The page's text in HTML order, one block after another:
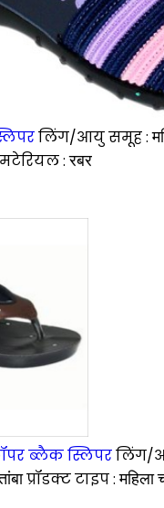
लिंग/आयु समूह :
मटेरियल :रबर
ब्लैक स्लिपरलिंग/
प्रॉडक्ट टाइप :महिला